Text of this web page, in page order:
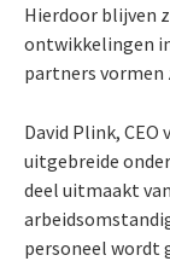
Hierdoor blijven
ontwikkelingen
partners vormen
David Plink,
uitgebreide
deel uitmaakt
personeel wordt